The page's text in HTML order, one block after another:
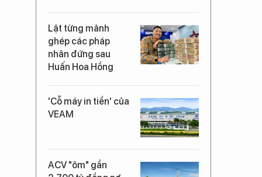
Lật từng mảnh
ghép các pháp
nhân đứng sau
Huấn Hoa Hồng
'Cỗ máy in tiền' của
VEAM
ACV "ôm" gần